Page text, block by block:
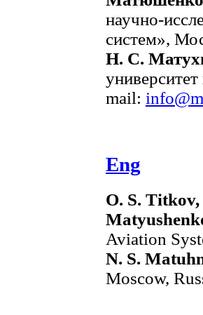
научно-
систем»,
Н. С.
mail:
Eng
O. S.
Aviation
N. S.
Moscow,